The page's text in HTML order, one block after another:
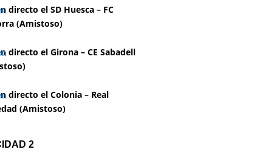
directo el SD Huesca – FC
(Amistoso)
directo el Girona – CE Sabadell
directo el Colonia – Real
(Amistoso)
2